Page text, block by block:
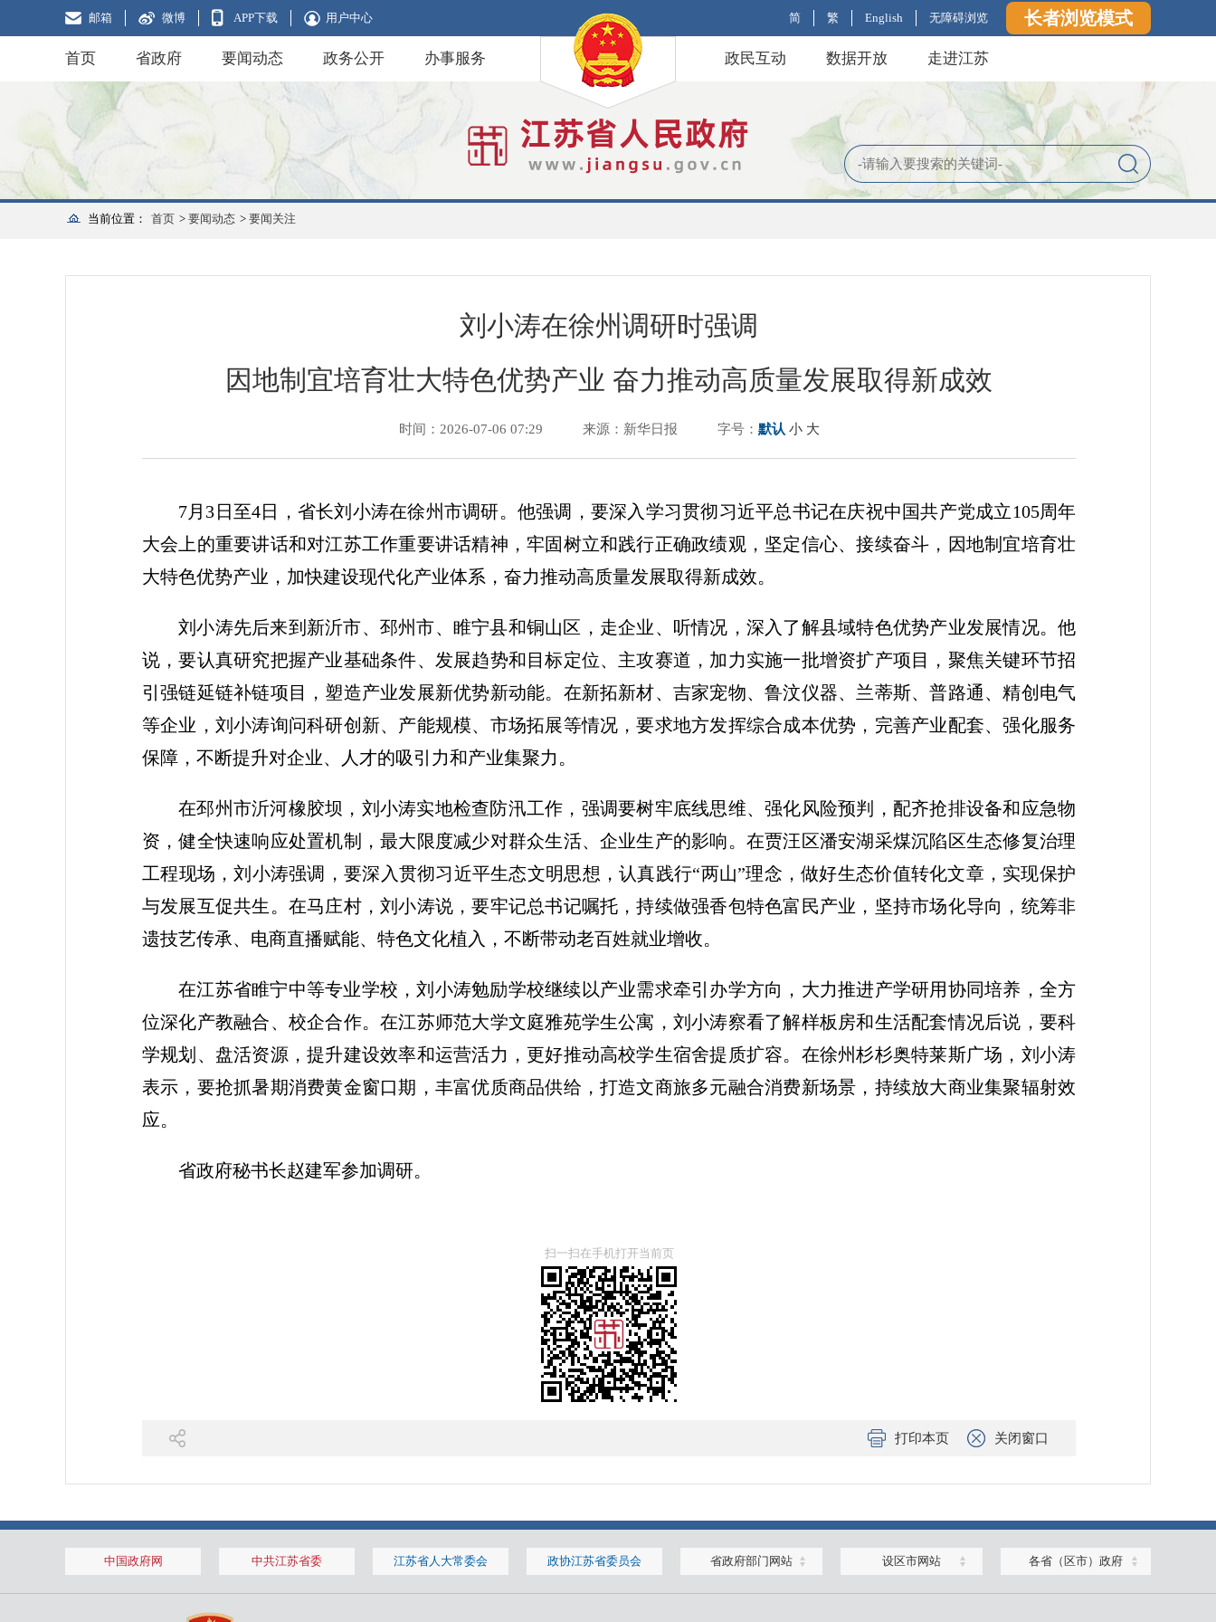
邮箱 微博 APP下载 用户中心 简 繁 English 无障碍浏览 长者浏览模式
首页 省政府 要闻动态 政务公开 办事服务 政民互动 数据开放 走进江苏
当前位置： 首页 > 要闻动态 > 要闻关注
刘小涛在徐州调研时强调
因地制宜培育壮大特色优势产业 奋力推动高质量发展取得新成效
时间：2026-07-06 07:29 来源：新华日报 字号： 默认 小 大
7月3日至4日，省长刘小涛在徐州市调研。他强调，要深入学习贯彻习近平总书记在庆祝中国共产党成立105周年
大会上的重要讲话和对江苏工作重要讲话精神，牢固树立和践行正确政绩观，坚定信心、接续奋斗，因地制宜培育壮
大特色优势产业，加快建设现代化产业体系，奋力推动高质量发展取得新成效。
刘小涛先后来到新沂市、邳州市、睢宁县和铜山区，走企业、听情况，深入了解县域特色优势产业发展情况。他
说，要认真研究把握产业基础条件、发展趋势和目标定位、主攻赛道，加力实施一批增资扩产项目，聚焦关键环节招
引强链延链补链项目，塑造产业发展新优势新动能。在新拓新材、吉家宠物、鲁汶仪器、兰蒂斯、普路通、精创电气
等企业，刘小涛询问科研创新、产能规模、市场拓展等情况，要求地方发挥综合成本优势，完善产业配套、强化服务
保障，不断提升对企业、人才的吸引力和产业集聚力。
在邳州市沂河橡胶坝，刘小涛实地检查防汛工作，强调要树牢底线思维、强化风险预判，配齐抢排设备和应急物
资，健全快速响应处置机制，最大限度减少对群众生活、企业生产的影响。在贾汪区潘安湖采煤沉陷区生态修复治理
工程现场，刘小涛强调，要深入贯彻习近平生态文明思想，认真践行“两山”理念，做好生态价值转化文章，实现保护
与发展互促共生。在马庄村，刘小涛说，要牢记总书记嘱托，持续做强香包特色富民产业，坚持市场化导向，统筹非
遗技艺传承、电商直播赋能、特色文化植入，不断带动老百姓就业增收。
在江苏省睢宁中等专业学校，刘小涛勉励学校继续以产业需求牵引办学方向，大力推进产学研用协同培养，全方
位深化产教融合、校企合作。在江苏师范大学文庭雅苑学生公寓，刘小涛察看了解样板房和生活配套情况后说，要科
学规划、盘活资源，提升建设效率和运营活力，更好推动高校学生宿舍提质扩容。在徐州杉杉奥特莱斯广场，刘小涛
表示，要抢抓暑期消费黄金窗口期，丰富优质商品供给，打造文商旅多元融合消费新场景，持续放大商业集聚辐射效
应。
省政府秘书长赵建军参加调研。
扫一扫在手机打开当前页
打印本页 关闭窗口
中国政府网 中共江苏省委 江苏省人大常委会 政协江苏省委员会 省政府部门网站 设区市网站 各省（区市）政府